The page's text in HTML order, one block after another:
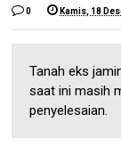
0 Kamis, 18
Tanah eks
saat ini masih
penyelesaian.